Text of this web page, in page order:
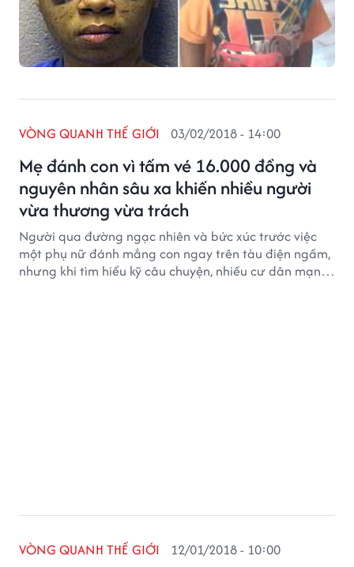
Mẹ đánh con vì tấm vé 16.000 đồng và
nguyên nhân sâu xa khiến nhiều người
vừa thương vừa trách
VÒNG QUANH THẾ GIỚI 03/02/2018 - 14:00
Người qua đường ngạc nhiên và bức xúc trước việc
một phụ nữ đánh mắng con ngay trên tàu điện ngầm,
nhưng khi tìm hiểu kỹ câu chuyện, nhiều cư dân mạng
VÒNG QUANH THẾ GIỚI 12/01/2018 - 10:00